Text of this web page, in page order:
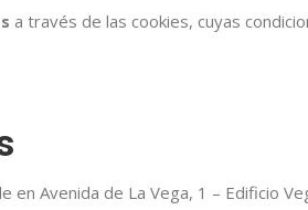
a través de las cookies, cuyas
en Avenida de La Vega, 1 – Edificio